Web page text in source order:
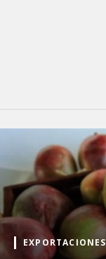
EXPORTACIONES